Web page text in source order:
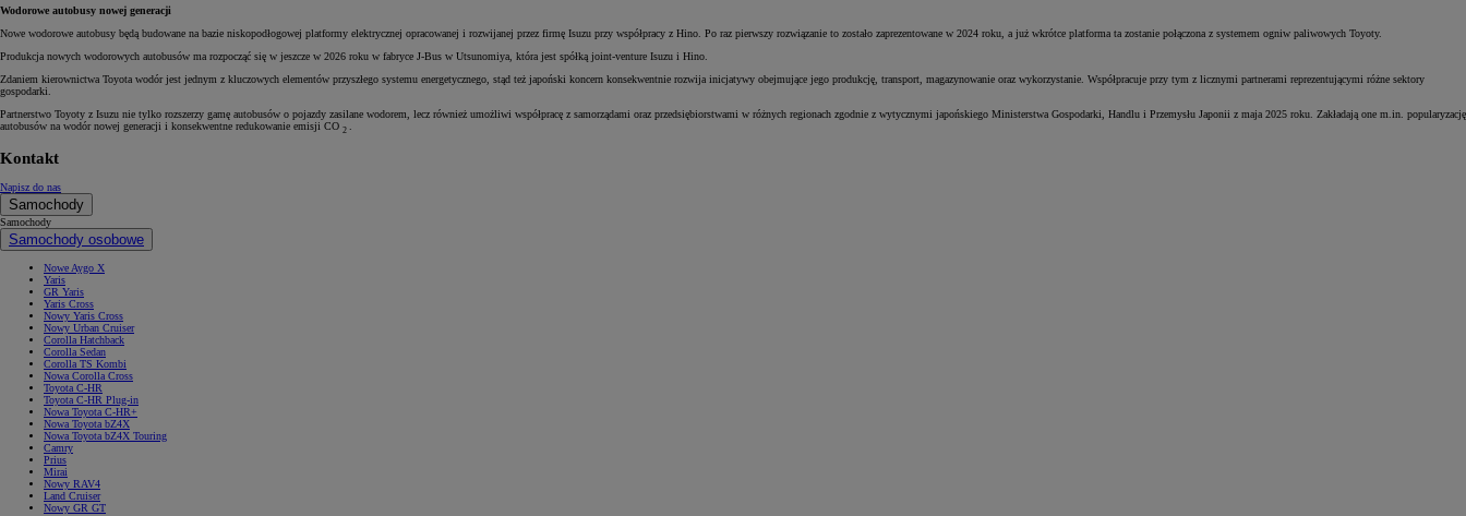
Yaris Cross
HYBRID
Wodorowe autobusy nowej generacji
Nowe wodorowe autobusy będą budowane na bazie niskopodłogowej platformy elektrycznej opracowanej i rozwijanej przez firmę Isuzu przy współpracy z Hino. Po raz pierwszy rozwiązanie to zostało zaprezentowane w 2024 roku, a już wkrótce platforma ta zostanie połączona z systemem ogniw paliwowych Toyoty.
Produkcja nowych wodorowych autobusów ma rozpocząć się w jeszcze w 2026 roku w fabryce J-Bus w Utsunomiya, która jest spółką joint-venture Isuzu i Hino.
Zdaniem kierownictwa Toyota wodór jest jednym z kluczowych elementów przyszłego systemu energetycznego, stąd też japoński koncern konsekwentnie rozwija inicjatywy obejmujące jego produkcję, transport, magazynowanie oraz wykorzystanie. Współpracuje przy tym z licznymi partnerami reprezentującymi różne sektory
gospodarki.
Partnerstwo Toyoty z Isuzu nie tylko rozszerzy gamę autobusów o pojazdy zasilane wodorem, lecz również umożliwi współpracę z samorządami oraz przedsiębiorstwami w różnych regionach zgodnie z wytycznymi japońskiego Ministerstwa Gospodarki, Handlu i Przemysłu Japonii z maja 2025 roku. Zakładają one m.in. popularyzację
autobusów na wodór nowej generacji i konsekwentne redukowanie emisji CO 2 .
Kontakt
Napisz do nas
Samochody
Samochody
Samochody osobowe
Nowe Aygo X
Yaris
GR Yaris
Yaris Cross
Nowy Yaris Cross
Nowy Urban Cruiser
Corolla Hatchback
Corolla Sedan
Corolla TS Kombi
Nowa Corolla Cross
Toyota C-HR
Toyota C-HR Plug-in
Nowa Toyota C-HR+
Nowa Toyota bZ4X
Nowa Toyota bZ4X Touring
Camry
Prius
Mirai
Nowy RAV4
Land Cruiser
Nowy GR GT